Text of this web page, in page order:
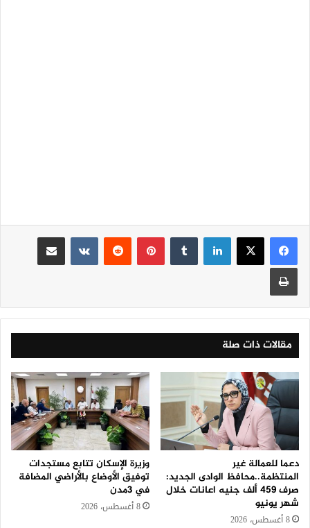
لينكدإن بينتيريست
مقالات ذات صلة
دعما للعمالة غير
المنتظمة..محافظ الوادى الجديد:
صرف 459 ألف جنيه اعانات خلال
شهر يونيو
8 أغسطس، 2026
وزيرة الإسكان تتابع مستجدات
توفيق الأوضاع بالأراضي المضافة
في 3مدن
8 أغسطس، 2026